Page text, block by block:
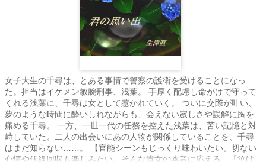
女子大生の千尋は、とある事情で警察の護衛を受けることになっ
た。担当はイケメン敏腕刑事、浅葉。 手厚く配慮し命がけで守って
くれる浅葉に、千尋は女として惹かれていく。 ついに交際が叶い、
夢のような時間に酔いしれながらも、会えない寂しさや誤解に胸を
痛める千尋。 一方、一世一代の任務を控えた浅葉は、苦い記憶と対
峙していた。二人の出会いにあの人物が関係していることを、千尋
はまだ知らない……。 【官能シーンもじっくり味わいたい。切ない
心情や伏線回収も楽しみたい。そんな貴女の本音に応える、「泣け